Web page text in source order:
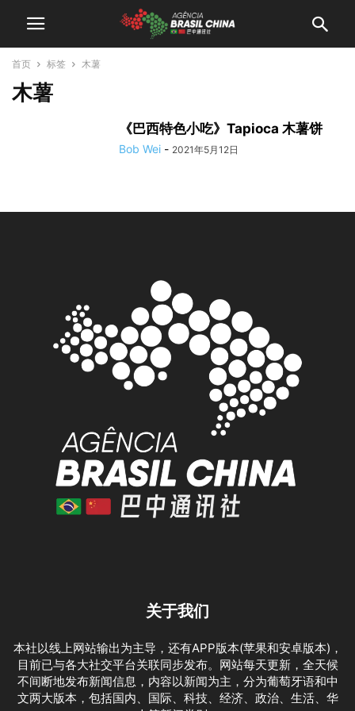
首页 标签 木薯
木薯
《巴西特色小吃》Tapioca 木薯饼
Bob Wei - 2021年5月12日
关于我们
本社以线上网站输出为主导，还有APP版本(苹果和安卓版本)，
目前已与各大社交平台关联同步发布。网站每天更新，全天候
不间断地发布新闻信息，内容以新闻为主，分为葡萄牙语和中
文两大版本，包括国内、国际、科技、经济、政治、生活、华